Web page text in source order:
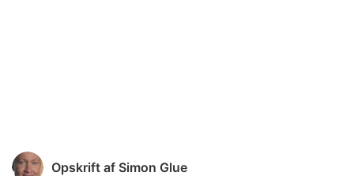
Opskrift af Simon Glue